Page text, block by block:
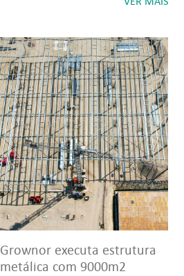
Grownor executa estrutura
metálica com 9000m2